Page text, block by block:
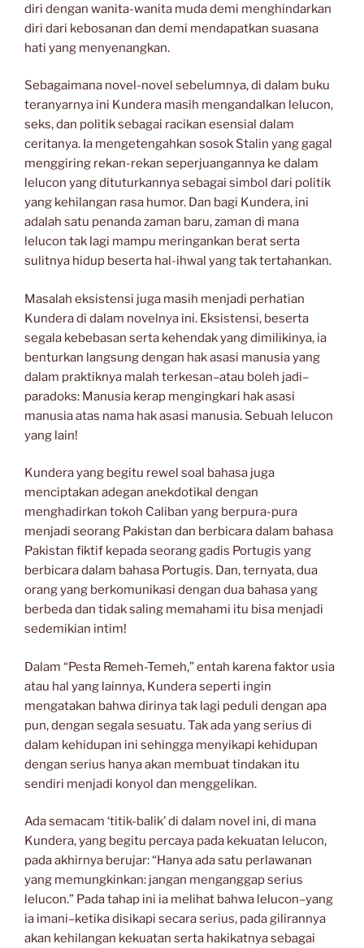
diri dengan wanita-wanita muda demi menghindarkan
diri dari kebosanan dan demi mendapatkan suasana
hati yang menyenangkan.
Sebagaimana novel-novel sebelumnya, di dalam buku
teranyarnya ini Kundera masih mengandalkan lelucon,
seks, dan politik sebagai racikan esensial dalam
ceritanya. Ia mengetengahkan sosok Stalin yang gagal
menggiring rekan-rekan seperjuangannya ke dalam
lelucon yang dituturkannya sebagai simbol dari politik
yang kehilangan rasa humor. Dan bagi Kundera, ini
adalah satu penanda zaman baru, zaman di mana
lelucon tak lagi mampu meringankan berat serta
sulitnya hidup beserta hal-ihwal yang tak tertahankan.
Masalah eksistensi juga masih menjadi perhatian
Kundera di dalam novelnya ini. Eksistensi, beserta
segala kebebasan serta kehendak yang dimilikinya, ia
benturkan langsung dengan hak asasi manusia yang
dalam praktiknya malah terkesan–atau boleh jadi–
paradoks: Manusia kerap mengingkari hak asasi
manusia atas nama hak asasi manusia. Sebuah lelucon
yang lain!
Kundera yang begitu rewel soal bahasa juga
menciptakan adegan anekdotikal dengan
menghadirkan tokoh Caliban yang berpura-pura
menjadi seorang Pakistan dan berbicara dalam bahasa
Pakistan fiktif kepada seorang gadis Portugis yang
berbicara dalam bahasa Portugis. Dan, ternyata, dua
orang yang berkomunikasi dengan dua bahasa yang
berbeda dan tidak saling memahami itu bisa menjadi
sedemikian intim!
Dalam “Pesta Remeh-Temeh,” entah karena faktor usia
atau hal yang lainnya, Kundera seperti ingin
mengatakan bahwa dirinya tak lagi peduli dengan apa
pun, dengan segala sesuatu. Tak ada yang serius di
dalam kehidupan ini sehingga menyikapi kehidupan
dengan serius hanya akan membuat tindakan itu
sendiri menjadi konyol dan menggelikan.
Ada semacam ‘titik-balik’ di dalam novel ini, di mana
Kundera, yang begitu percaya pada kekuatan lelucon,
pada akhirnya berujar: “Hanya ada satu perlawanan
yang memungkinkan: jangan menganggap serius
lelucon.” Pada tahap ini ia melihat bahwa lelucon–yang
ia imani–ketika disikapi secara serius, pada gilirannya
akan kehilangan kekuatan serta hakikatnya sebagai